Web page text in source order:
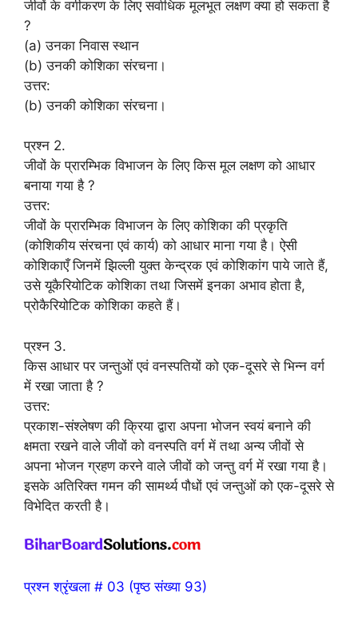
जीवों के वर्गीकरण के लिए सर्वाधिक मूलभूत लक्षण क्या हो सकता है
?
(a) उनका निवास स्थान
(b) उनकी कोशिका संरचना।
उत्तर:
(b) उनकी कोशिका संरचना।
प्रश्न 2.
जीवों के प्रारम्भिक विभाजन के लिए किस मूल लक्षण को आधार
बनाया गया है ?
उत्तर:
जीवों के प्रारम्भिक विभाजन के लिए कोशिका की प्रकृति
(कोशिकीय संरचना एवं कार्य) को आधार माना गया है। ऐसी
कोशिकाएँ जिनमें झिल्ली युक्त केन्द्रक एवं कोशिकांग पाये जाते हैं,
उसे यूकैरियोटिक कोशिका तथा जिसमें इनका अभाव होता है,
प्रोकैरियोटिक कोशिका कहते हैं।
प्रश्न 3.
किस आधार पर जन्तुओं एवं वनस्पतियों को एक-दूसरे से भिन्न वर्ग
में रखा जाता है ?
उत्तर:
प्रकाश-संश्लेषण की क्रिया द्वारा अपना भोजन स्वयं बनाने की
क्षमता रखने वाले जीवों को वनस्पति वर्ग में तथा अन्य जीवों से
अपना भोजन ग्रहण करने वाले जीवों को जन्तु वर्ग में रखा गया है।
इसके अतिरिक्त गमन की सामर्थ्य पौधों एवं जन्तुओं को एक-दूसरे से
विभेदित करती है।
प्रश्न श्रृंखला # 03 (पृष्ठ संख्या 93)